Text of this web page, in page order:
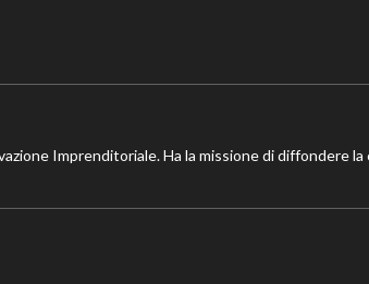
Imprenditoriale. Ha la missione di diffondere la